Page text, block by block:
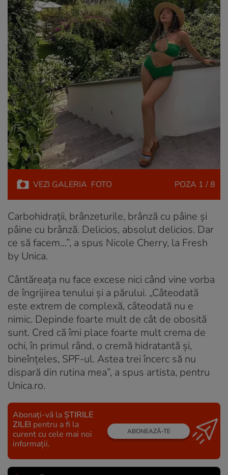
VEZI GALERIA FOTO POZA 1 / 8
Carbohidrații, brânzeturile, brânză cu pâine și
pâine cu brânză. Delicios, absolut delicios. Dar
ce să facem…”, a spus Nicole Cherry, la Fresh
by Unica.
Cântăreața nu face excese nici când vine vorba
de îngrijirea tenului și a părului. „Câteodată
este extrem de complexă, câteodată nu e
nimic. Depinde foarte mult de cât de obosită
sunt. Cred că îmi place foarte mult crema de
ochi, în primul rând, o cremă hidratantă și,
bineînțeles, SPF-ul. Astea trei încerc să nu
dispară din rutina mea”, a spus artista, pentru
Unica.ro.
Abonați-vă la ȘTIRILE
ZILEI pentru a fi la
curent cu cele mai noi
informații.
ABONEAZĂ-TE